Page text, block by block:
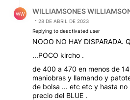
WW WILLIAMSONES
28 DE ABRIL DE 2023
Replying to deactivated user
NOOO NO HAY DISPARADA.
...POCO kircho .
de 400 a 470 en menos de
maniobras y llamando y
de bolsa ... etc etc y hasta
precio del BLUE .